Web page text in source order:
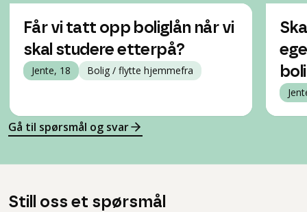
Får vi tatt opp boliglån når vi
skal studere etterpå?
Jente, 18 Bolig / flytte hjemmefra
Gå til spørsmål og svar
Still oss et spørsmål